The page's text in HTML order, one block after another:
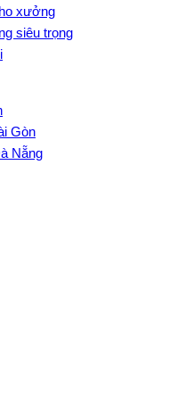
xưởng
siêu trọng
Gòn
Nẵng